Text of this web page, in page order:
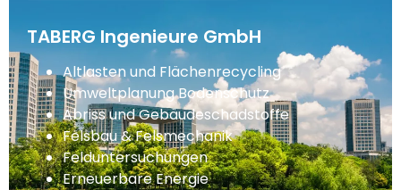
TABERG Ingenieure GmbH
Altlasten und Flächenrecycling
Umweltplanung Bodenschutz
Abriss und Gebäudeschadstoffe
Felsbau & Felsmechanik
Felduntersuchungen
Erneuerbare Energie